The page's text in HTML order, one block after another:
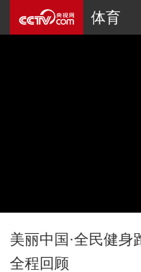
体育
美丽中国·全民健身
全程回顾